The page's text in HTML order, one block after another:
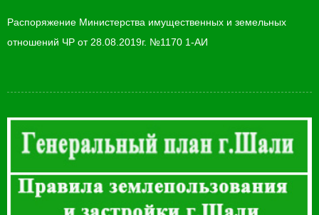
Распоряжение Министерства имущественных и земельных
отношений ЧР от 28.08.2019г. №1170 1-АИ